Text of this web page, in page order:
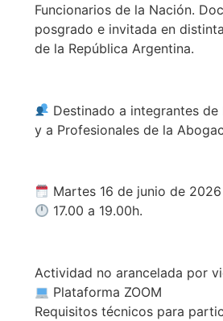
Funcionarios de la Nación.
posgrado e invitada en
de la República Argentina.
Destinado a integrantes
y a Profesionales de la
Martes 16 de junio de 2026
17.00 a 19.00h.
Actividad no arancelada por
Plataforma ZOOM
Requisitos técnicos para